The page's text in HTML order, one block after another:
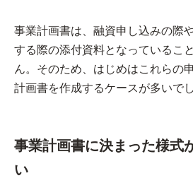
事業計画書は、融資申し込みの際
する際の添付資料となっているこ
ん。そのため、はじめはこれらの
計画書を作成するケースが多いでし
事業計画書に決まった様式
い